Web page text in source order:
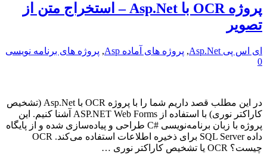
پروژه OCR با Asp.Net – استخراج متن از
تصویر
ای اس پی Asp.Net , پروژه های آماده Asp , پروژه های برنامه نویسی
0
در این مطلب قصد داریم شما را با پروژه OCR با Asp.Net (تشخیص
کاراکتر نوری) با استفاده از ASP.NET Web Forms آشنا کنیم. این
پروژه با زبان برنامه‌نویسی #C طراحی و پیاده‌سازی شده و از پایگاه
داده SQL Server برای ذخیره اطلاعات استفاده می‌کند. OCR
چیست؟ OCR یا تشخیص کاراکتر نوری …